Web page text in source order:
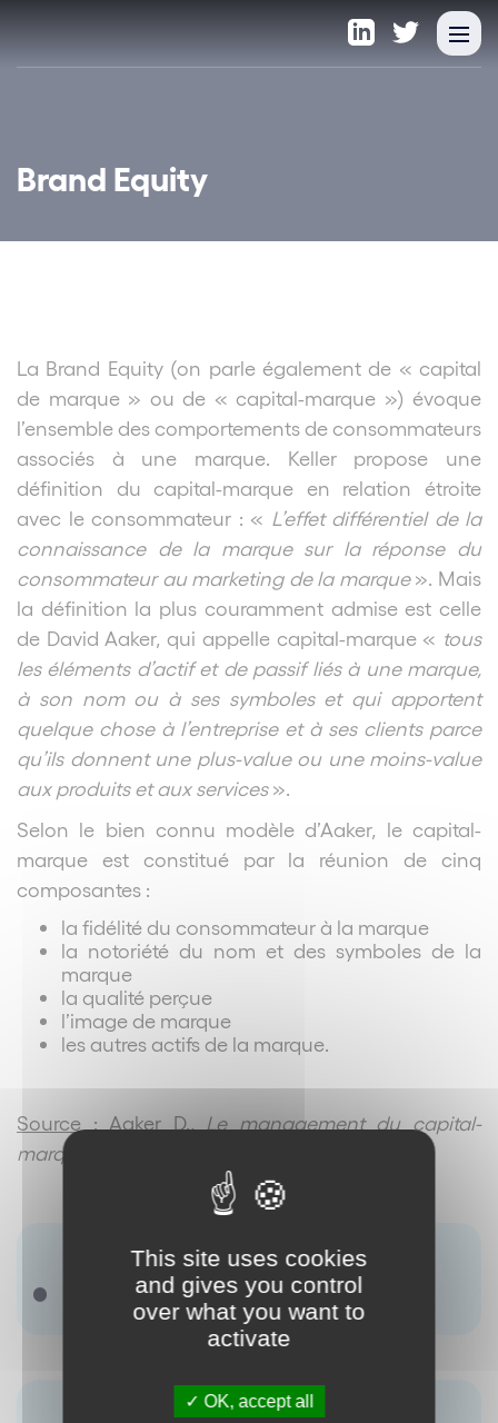
Brand Equity
La Brand Equity (on parle également de « capital
de marque » ou de « capital-marque ») évoque
l’ensemble des comportements de consommateurs
associés à une marque. Keller propose une
définition du capital-marque en relation étroite
avec le consommateur : « L’effet différentiel de la
connaissance de la marque sur la réponse du
consommateur au marketing de la marque». Mais
la définition la plus couramment admise est celle
de David Aaker, qui appelle capital-marque « tous
les éléments d’actif et de passif liés à une marque,
à son nom ou à ses symboles et qui apportent
quelque chose à l’entreprise et à ses clients parce
qu’ils donnent une plus-value ou une moins-value
aux produits et aux services».
Selon le bien connu modèle d’Aaker, le capital-
marque est constitué par la réunion de cinq
composantes :
la fidélité du consommateur à la marque
la notoriété du nom et des symboles de la
marque
la qualité perçue
l’image de marque
les autres actifs de la marque.
Source : Aaker D., Le management du capital-
marque
Terme(s) associé(s) :
Synonyme(s) :
This site uses cookies
and gives you control
over what you want to
activate
OK, accept all